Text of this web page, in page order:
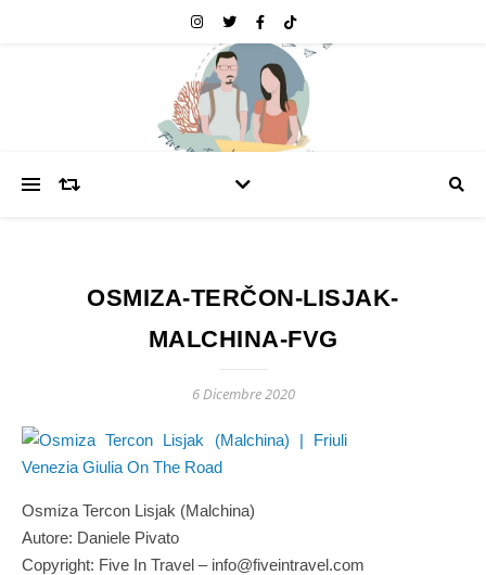
OSMIZA-TERČON-LISJAK-
MALCHINA-FVG
6 Dicembre 2020
Osmiza Tercon Lisjak (Malchina)
Autore: Daniele Pivato
Copyright: Five In Travel – info@fiveintravel.com